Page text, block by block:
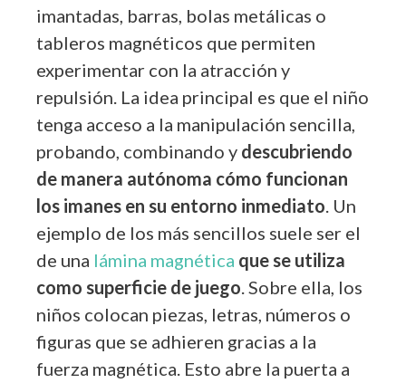
imantadas, barras, bolas metálicas o
tableros magnéticos que permiten
experimentar con la atracción y
repulsión. La idea principal es que el niño
tenga acceso a la manipulación sencilla,
probando, combinando y descubriendo
de manera autónoma cómo funcionan
los imanes en su entorno inmediato . Un
ejemplo de los más sencillos suele ser el
de una lámina magnética que se utiliza
como superficie de juego . Sobre ella, los
niños colocan piezas, letras, números o
figuras que se adhieren gracias a la
fuerza magnética. Esto abre la puerta a